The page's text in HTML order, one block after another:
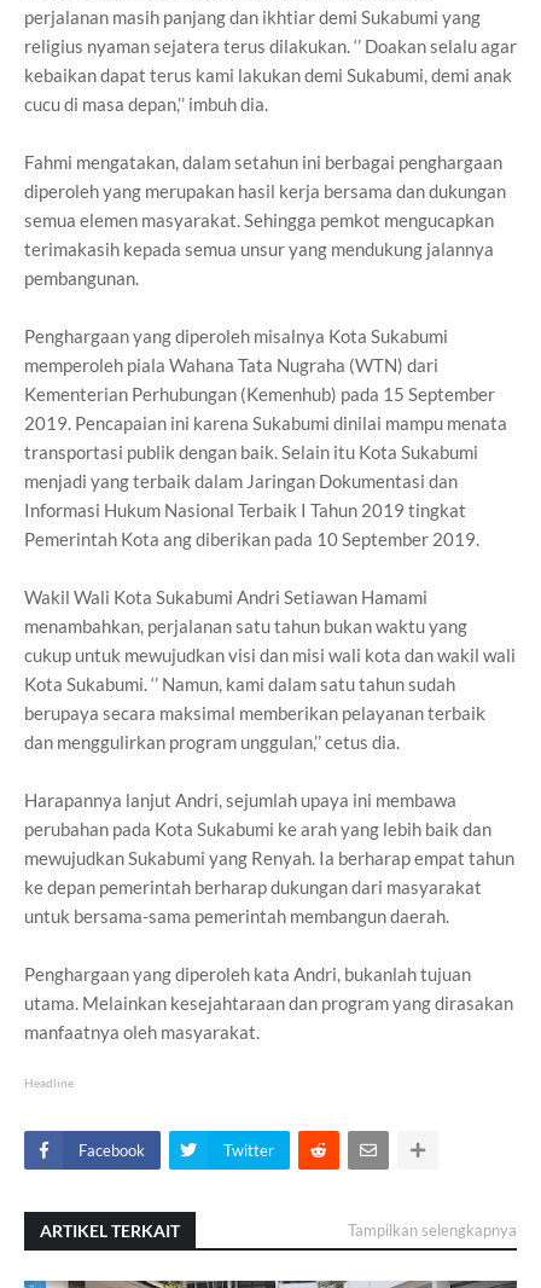
perjalanan masih panjang dan ikhtiar demi Sukabumi yang
religius nyaman sejatera terus dilakukan. ‘’ Doakan selalu agar
kebaikan dapat terus kami lakukan demi Sukabumi, demi anak
cucu di masa depan,’’ imbuh dia.
Fahmi mengatakan, dalam setahun ini berbagai penghargaan
diperoleh yang merupakan hasil kerja bersama dan dukungan
semua elemen masyarakat. Sehingga pemkot mengucapkan
terimakasih kepada semua unsur yang mendukung jalannya
pembangunan.
Penghargaan yang diperoleh misalnya Kota Sukabumi
memperoleh piala Wahana Tata Nugraha (WTN) dari
Kementerian Perhubungan (Kemenhub) pada 15 September
2019. Pencapaian ini karena Sukabumi dinilai mampu menata
transportasi publik dengan baik. Selain itu Kota Sukabumi
menjadi yang terbaik dalam Jaringan Dokumentasi dan
Informasi Hukum Nasional Terbaik I Tahun 2019 tingkat
Pemerintah Kota ang diberikan pada 10 September 2019.
Wakil Wali Kota Sukabumi Andri Setiawan Hamami
menambahkan, perjalanan satu tahun bukan waktu yang
cukup untuk mewujudkan visi dan misi wali kota dan wakil wali
Kota Sukabumi. ‘’ Namun, kami dalam satu tahun sudah
berupaya secara maksimal memberikan pelayanan terbaik
dan menggulirkan program unggulan,’’ cetus dia.
Harapannya lanjut Andri, sejumlah upaya ini membawa
perubahan pada Kota Sukabumi ke arah yang lebih baik dan
mewujudkan Sukabumi yang Renyah. Ia berharap empat tahun
ke depan pemerintah berharap dukungan dari masyarakat
untuk bersama-sama pemerintah membangun daerah.
Penghargaan yang diperoleh kata Andri, bukanlah tujuan
utama. Melainkan kesejahtaraan dan program yang dirasakan
manfaatnya oleh masyarakat.
Headline
Facebook Twitter
ARTIKEL TERKAIT Tampilkan selengkapnya